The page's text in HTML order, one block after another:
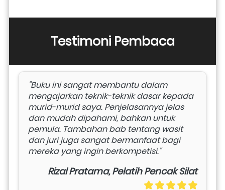
Testimoni Pembaca
"Buku ini sangat membantu dalam
mengajarkan teknik-teknik dasar kepada
murid-murid saya. Penjelasannya jelas
dan mudah dipahami, bahkan untuk
pemula. Tambahan bab tentang wasit
dan juri juga sangat bermanfaat bagi
mereka yang ingin berkompetisi."
Rizal Pratama, Pelatih Pencak Silat